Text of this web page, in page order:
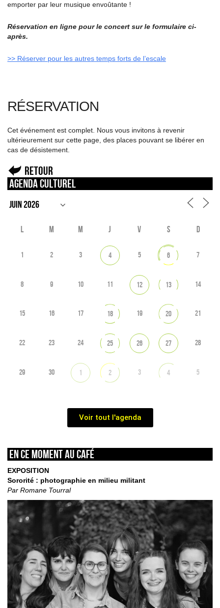
emporter par leur musique envoûtante !
Réservation en ligne pour le concert sur le formulaire ci-
après.
>> Réserver pour les autres temps forts de l’escale
RÉSERVATION
Cet événement est complet. Nous vous invitons à revenir
ultérieurement sur cette page, des places pouvant se libérer en
cas de désistement.
Retour
Agenda culturel
L M M J V S D
1 2 3 4 5 6 7
8 9 10 11 12 13 14
15 16 17 18 19 20 21
22 23 24 25 26 27 28
29 30 1 2 3 4 5
Voir tout l'agenda
En ce moment au café
EXPOSITION
Sororité : photographie en milieu militant
Par Romane Tourral